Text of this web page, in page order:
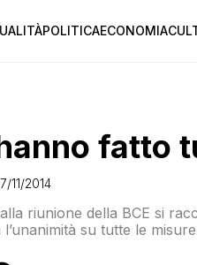
POLITICAECONOMIA
fatto
11/2014
riunione della BCE si
su tutte le